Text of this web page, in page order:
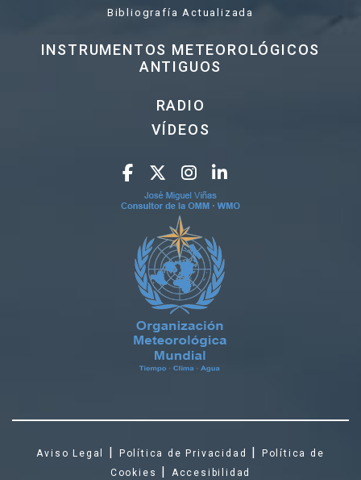
Bibliografía Actualizada
INSTRUMENTOS METEOROLÓGICOS
ANTIGUOS
RADIO
VÍDEOS
Aviso Legal | Política de Privacidad |
Política de
Cookies
| Accesibilidad